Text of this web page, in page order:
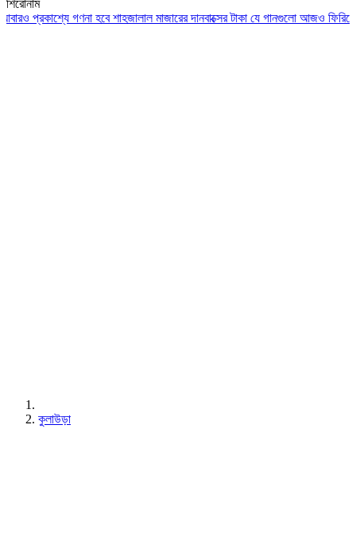
শিরোনাম
গণনা হবে শাহজালাল মাজারের দানবাক্সের টাকাযে গানগুলো আজও ফিরিয়ে নেয়
কুলাউড়া